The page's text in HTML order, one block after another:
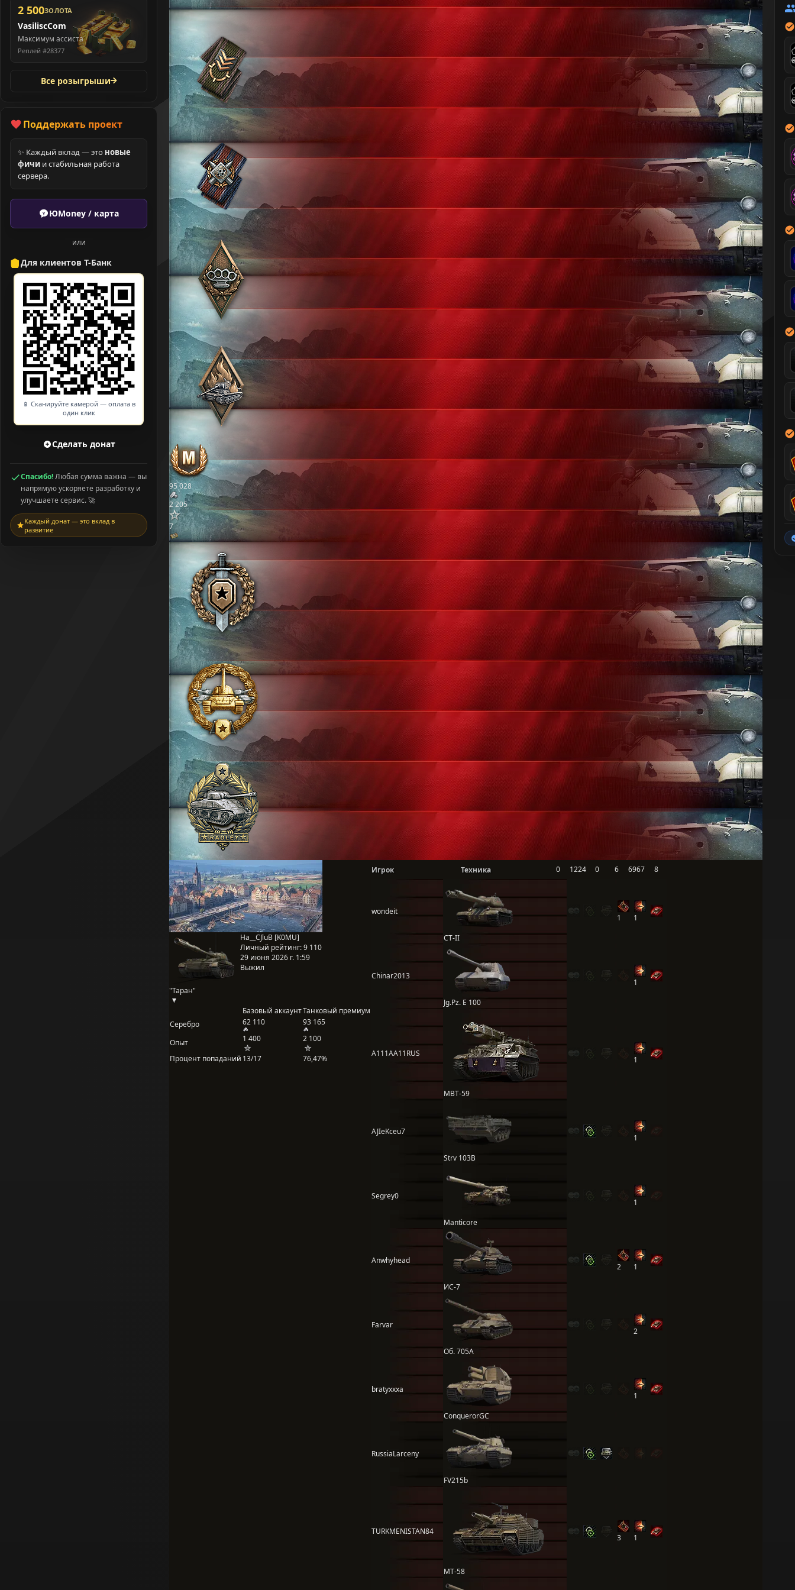
2 500ЗОЛОТА
VasiliscCom
Максимум ассиста
Реплей #28377
Все розыгрыши
Поддержать проект
✨ Каждый вклад — это новые
фичи и стабильная работа
сервера.
ЮMoney / карта
или
Для клиентов Т-Банк
📱 Сканируйте камерой — оплата в
один клик
Сделать донат
Спасибо!Любая сумма важна — вы
напрямую ускоряете разработку и
улучшаете сервис. 🚀
Каждый донат — это вклад в
развитие
95 028
2 205
7
"Таран"
Ha__CJluB [K0MU]
Личный рейтинг:9 110
29 июня 2026 г. 1:59
Выжил
Базовый аккаунтТанковый премиум
Серебро
62 110 93 165
Опыт 1 400
2 100
Процент попаданий 13/17 76,47%
Игрок Техника 0 1224 0 6 6967 8
wondeit
СТ-II
1 1
Chinar2013
Jg.Pz. E 100
1
A111AA11RUS
MBT-59
1
AJIeKceu7
Strv 103B
1
Segrey0
Manticore
1
Anwhyhead
ИС-7
2 1
Farvar
Об. 705А
2
bratyxxxa
ConquerorGC
1
RussiaLarceny
FV215b
TURKMENISTAN84
MT-58
3 1